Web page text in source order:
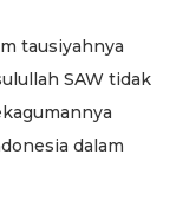
tausiyahnya
SAW tidak
dalam